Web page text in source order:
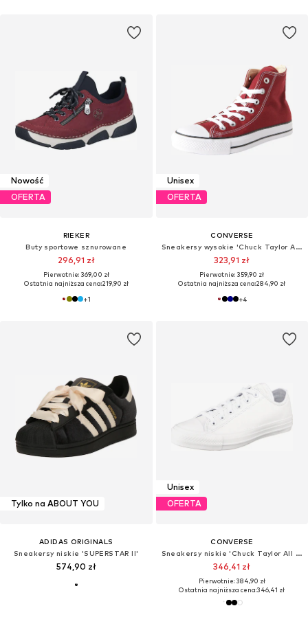
Nowość
OFERTA
RIEKER
Buty sportowe sznurowane
296,91 zł
Pierwotnie: 369,00 zł
Ostatnia najniższa cena:219,90 zł
+1
Unisex
OFERTA
CONVERSE
Sneakersy wysokie 'Chuck Taylor All Star'
323,91 zł
Pierwotnie: 359,90 zł
Ostatnia najniższa cena:284,90 zł
+4
Tylko na ABOUT YOU
ADIDAS ORIGINALS
Sneakersy niskie 'SUPERSTAR II'
574,90 zł
Unisex
OFERTA
CONVERSE
Sneakersy niskie 'Chuck Taylor All Star Leather'
346,41 zł
Pierwotnie: 384,90 zł
Ostatnia najniższa cena:346,41 zł